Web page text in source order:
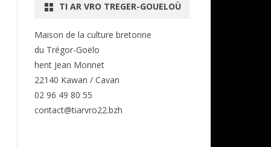
TI AR VRO TREGER-GOUELOÙ
Maison de la culture bretonne
du Trégor-Goëlo
hent Jean Monnet
22140 Kawan / Cavan
02 96 49 80 55
contact@tiarvro22.bzh